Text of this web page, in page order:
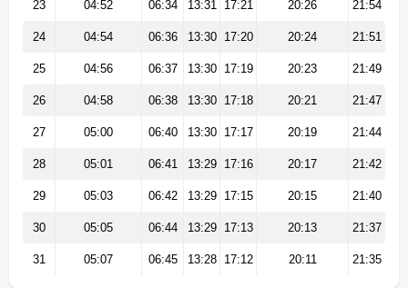
23 04:52 06:34 13:31 17:21 20:26 21:54
24 04:54 06:36 13:30 17:20 20:24 21:51
25 04:56 06:37 13:30 17:19 20:23 21:49
26 04:58 06:38 13:30 17:18 20:21 21:47
27 05:00 06:40 13:30 17:17 20:19 21:44
28 05:01 06:41 13:29 17:16 20:17 21:42
29 05:03 06:42 13:29 17:15 20:15 21:40
30 05:05 06:44 13:29 17:13 20:13 21:37
31 05:07 06:45 13:28 17:12 20:11 21:35